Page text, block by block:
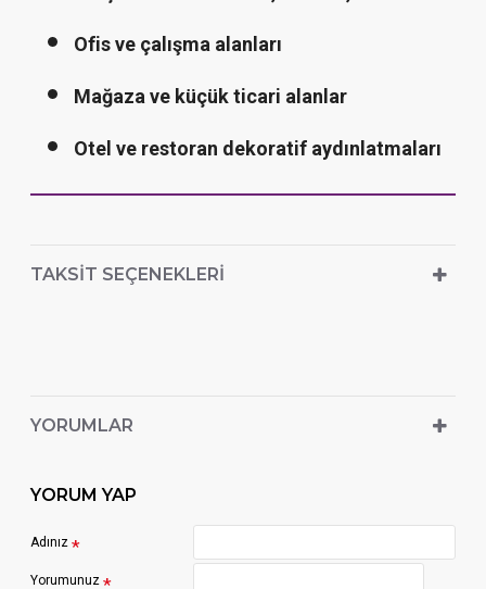
Ofis ve çalışma alanları
Mağaza ve küçük ticari alanlar
Otel ve restoran dekoratif aydınlatmaları
TAKSIT SEÇENEKLERI
YORUMLAR
YORUM YAP
Adınız
Yorumunuz